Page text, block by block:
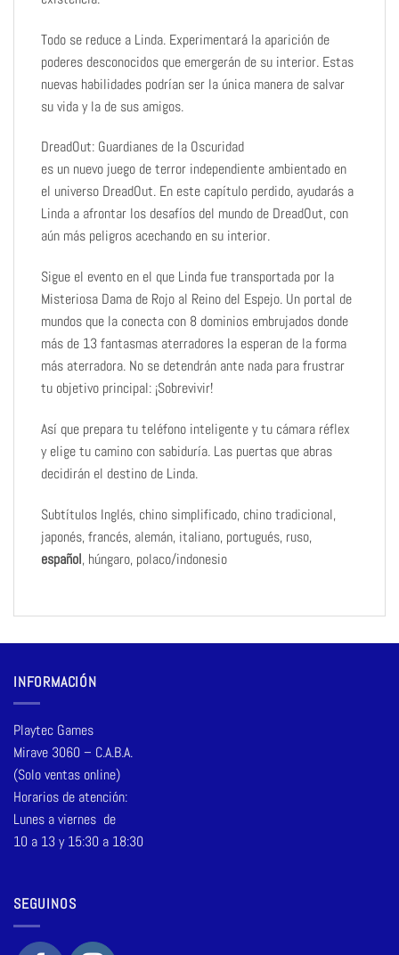
Todo se reduce a Linda. Experimentará la aparición de
poderes desconocidos que emergerán de su interior. Estas
nuevas habilidades podrían ser la única manera de salvar
su vida y la de sus amigos.
DreadOut: Guardianes de la Oscuridad
es un nuevo juego de terror independiente ambientado en
el universo DreadOut. En este capítulo perdido, ayudarás a
Linda a afrontar los desafíos del mundo de DreadOut, con
aún más peligros acechando en su interior.
Sigue el evento en el que Linda fue transportada por la
Misteriosa Dama de Rojo al Reino del Espejo. Un portal de
mundos que la conecta con 8 dominios embrujados donde
más de 13 fantasmas aterradores la esperan de la forma
más aterradora. No se detendrán ante nada para frustrar
tu objetivo principal: ¡Sobrevivir!
Así que prepara tu teléfono inteligente y tu cámara réflex
y elige tu camino con sabiduría. Las puertas que abras
decidirán el destino de Linda.
Subtítulos Inglés, chino simplificado, chino tradicional,
japonés, francés, alemán, italiano, portugués, ruso,
español, húngaro, polaco/indonesio
INFORMACIÓN
Playtec Games
Mirave 3060 – C.A.B.A.
(Solo ventas online)
Horarios de atención:
Lunes a viernes de
10 a 13 y 15:30 a 18:30
SEGUINOS